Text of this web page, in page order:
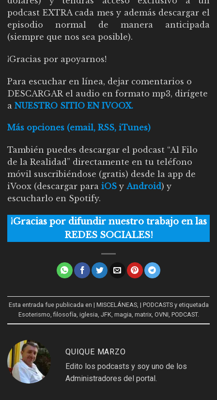
podcast EXTRA cada mes y además descargar el
episodio normal de manera anticipada
(siempre que nos sea posible).
¡Gracias por apoyarnos!
Para escuchar en línea, dejar comentarios o
DESCARGAR el audio en formato mp3, dirígete
a NUESTRO SITIO EN IVOOX.
Más opciones (email, RSS, iTunes)
También puedes descargar el podcast “Al Filo
de la Realidad” directamente en tu teléfono
móvil suscribiéndose (gratis) desde la app de
iVoox (descargar para iOS y Android) y
escucharlo en Spotify.
¡Gracias por difundir nuestro trabajo en las
REDES SOCIALES!
Esta entrada fue publicada en | MISCELÁNEAS, | PODCASTSy etiquetada
Esoterismo ,filosofía iglesia JFK magia matrix, OVNI PODCAST.
QUIQUE MARZO
Edito los podcasts y soy uno de los
Administradores del portal.